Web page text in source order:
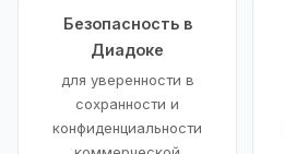
Безопасность в
Диадоке
для уверенности в
сохранности и
конфиденциальности